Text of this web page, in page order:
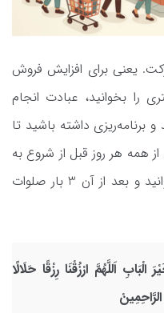
یعنی برای افزایش فروش
بخوانید، عبادت انجام
برنامه‌ریزی داشته باشید تا
همه هر روز قبل از شروع به
کار دعای افزایش مشتری زیر را بخوانید و بعد از آن 3 بار صلوات
اَللَّهُمَّ ارْزُقْنَا رِزْقًا حَلَالًا